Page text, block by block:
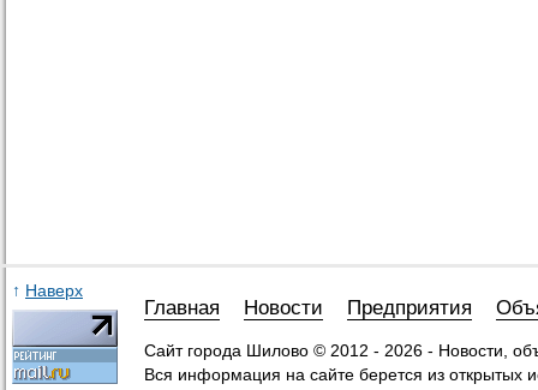
↑ Наверх
Главная Новости Предприятия
Сайт города Шилово © 2012 - 2026 - Новости,
Вся информация на сайте берется из открытых